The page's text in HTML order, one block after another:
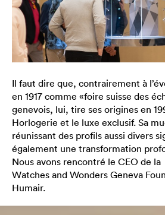
Il faut dire que, contrairement à
en 1917 comme «foire suisse des
genevois, lui, tire ses origines en
Horlogerie et le luxe exclusif. Sa
réunissant des profils aussi divers
également une transformation
Nous avons rencontré le CEO de la
Watches and Wonders Geneva
Humair.